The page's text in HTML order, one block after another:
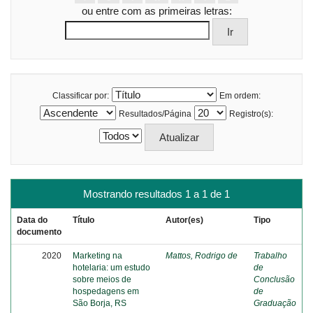
ou entre com as primeiras letras:
Classificar por:
Em ordem:
Resultados/Página
Registro(s):
Mostrando resultados 1 a 1 de 1
Data do
documento
Título Autor(es) Tipo
2020
Marketing na
hotelaria: um estudo
sobre meios de
hospedagens em
São Borja, RS
Mattos, Rodrigo de
Trabalho
de
Conclusão
de
Graduação